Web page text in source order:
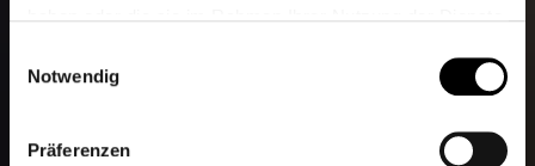
haben oder die sie im Rahmen Ihrer Nutzung der Dienste
Weitere Informationen finden Sie unter
Datenschutz
Notwendig
Präferenzen